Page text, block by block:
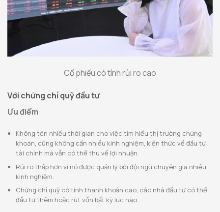
Cổ phiếu có tính rủi ro cao
Với chứng chỉ quỹ đầu tư
Ưu điểm
Không tốn nhiều thời gian cho việc tìm hiểu thị trường chứng
khoán, cũng không cần nhiều kinh nghiệm, kiến thức về đầu tư
tài chính mà vẫn có thể thu về lợi nhuận.
Rủi ro thấp hơn vì nó được quản lý bởi đội ngũ chuyên gia nhiều
kinh nghiệm.
Chứng chỉ quỹ có tính thanh khoản cao, các nhà đầu tư có thể
đầu tư thêm hoặc rút vốn bất kỳ lúc nào.